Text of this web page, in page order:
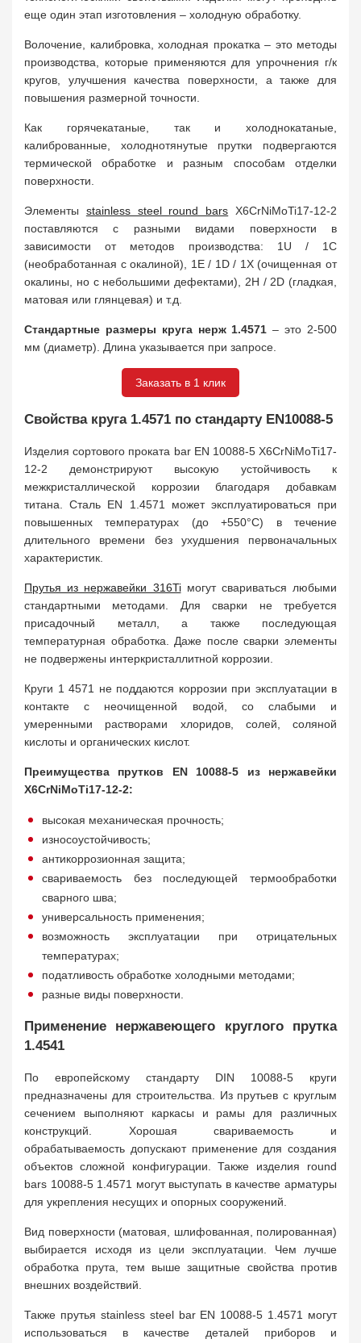
еще один этап изготовления – холодную обработку.
Волочение, калибровка, холодная прокатка – это методы
производства, которые применяются для упрочнения г/к
кругов, улучшения качества поверхности, а также для
повышения размерной точности.
Как горячекатаные, так и холоднокатаные,
калиброванные, холоднотянутые прутки подвергаются
термической обработке и разным способам отделки
поверхности.
Элементы stainless steel round bars X6CrNiMoTi17-12-2
поставляются с разными видами поверхности в
зависимости от методов производства: 1U / 1C
(необработанная с окалиной), 1Е / 1D / 1Х (очищенная от
окалины, но с небольшими дефектами), 2Н / 2D (гладкая,
матовая или глянцевая) и т.д.
Стандартные размеры круга нерж 1.4571 – это 2-500
мм (диаметр). Длина указывается при запросе.
Заказать в 1 клик
Свойства круга 1.4571 по стандарту EN10088-5
Изделия сортового проката bar EN 10088-5 X6CrNiMoTi17-
12-2 демонстрируют высокую устойчивость к
межкристаллической коррозии благодаря добавкам
титана. Сталь EN 1.4571 может эксплуатироваться при
повышенных температурах (до +550°C) в течение
длительного времени без ухудшения первоначальных
характеристик.
Прутья из нержавейки 316Tiмогут свариваться любыми
стандартными методами. Для сварки не требуется
присадочный металл, а также последующая
температурная обработка. Даже после сварки элементы
не подвержены интеркристаллитной коррозии.
Круги 1 4571 не поддаются коррозии при эксплуатации в
контакте с неочищенной водой, со слабыми и
умеренными растворами хлоридов, солей, соляной
кислоты и органических кислот.
Преимущества прутков EN 10088-5 из нержавейки
X6CrNiMoTi17-12-2:
высокая механическая прочность;
износоустойчивость;
антикоррозионная защита;
свариваемость без последующей термообработки
сварного шва;
универсальность применения;
возможность эксплуатации при отрицательных
температурах;
податливость обработке холодными методами;
разные виды поверхности.
Применение нержавеющего круглого прутка
1.4541
По европейскому стандарту DIN 10088-5 круги
предназначены для строительства. Из прутьев с круглым
сечением выполняют каркасы и рамы для различных
конструкций. Хорошая свариваемость и
обрабатываемость допускают применение для создания
объектов сложной конфигурации. Также изделия round
bars 10088-5 1.4571 могут выступать в качестве арматуры
для укрепления несущих и опорных сооружений.
Вид поверхности (матовая, шлифованная, полированная)
выбирается исходя из цели эксплуатации. Чем лучше
обработка прута, тем выше защитные свойства против
внешних воздействий.
Также прутья stainless steel bar EN 10088-5 1.4571 могут
использоваться в качестве деталей приборов и